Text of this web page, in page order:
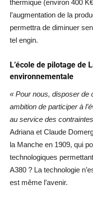
thermique (environ 400
l’augmentation de la
permettra de diminuer
tel engin.
L’école de pilotage de
environnementale
« Pour nous, disposer de
ambition de participer à
au service des
Adriana et Claude
la Manche en 1909, qui
technologiques
A380 ? La technologie
est même l’avenir.